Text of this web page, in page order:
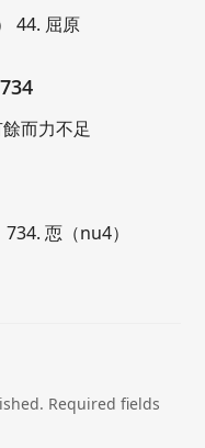
44. 屈原
而力不足
恧（nu4）
Required fields